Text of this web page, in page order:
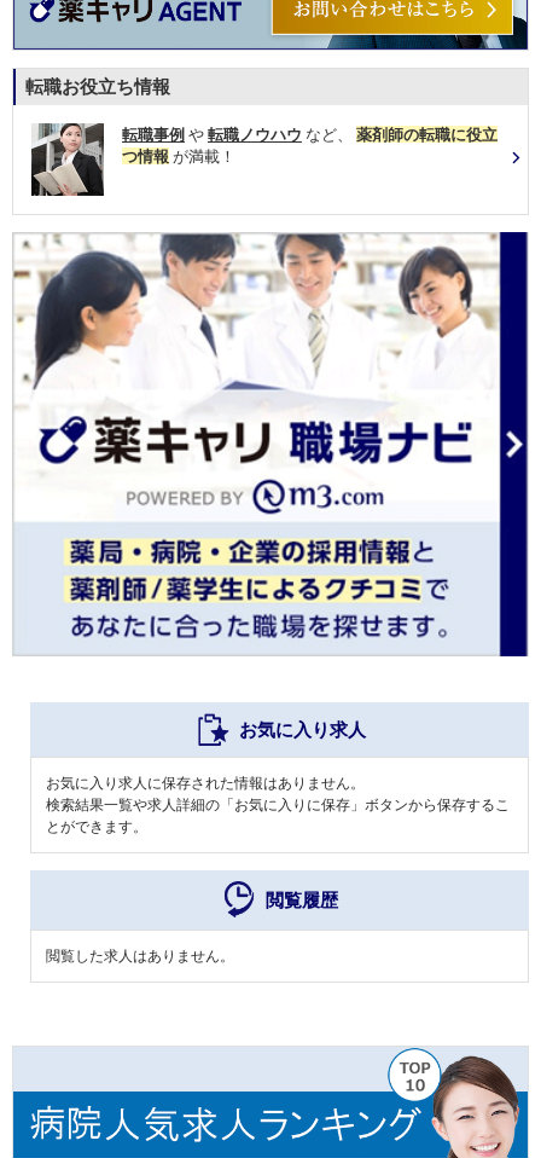
転職お役立ち情報
転職事例 や 転職ノウハウ など、 薬剤師の転職に役立
つ情報 が満載！
お気に入り求人
お気に入り求人に保存された情報はありません。
検索結果一覧や求人詳細の「お気に入りに保存」ボタンから保存するこ
とができます。
閲覧履歴
閲覧した求人はありません。